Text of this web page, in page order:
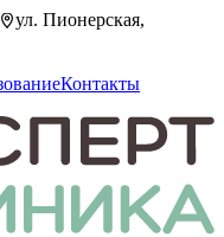
ул. Пионерская,
Контакты